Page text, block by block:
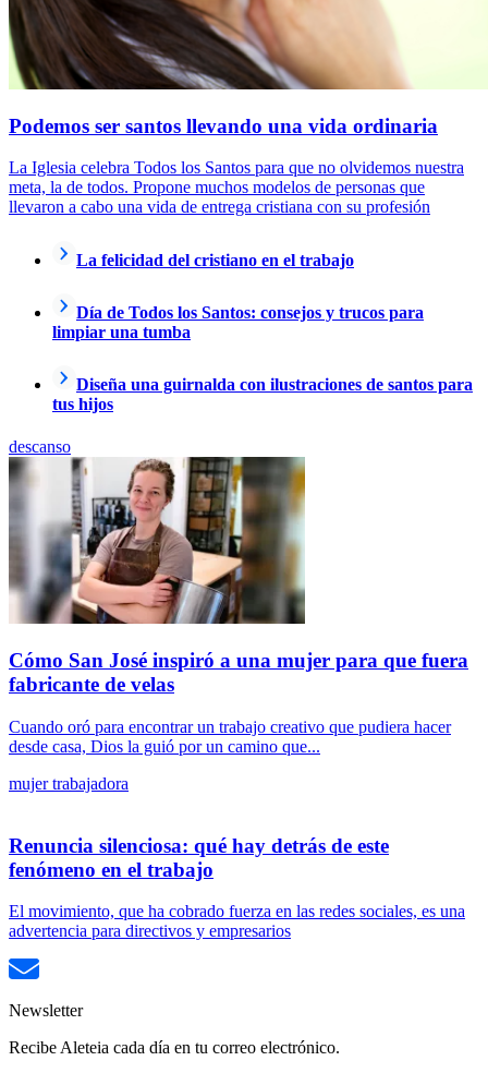
Podemos ser santos llevando una vida ordinaria
La Iglesia celebra Todos los Santos para que no olvidemos nuestra
meta, la de todos. Propone muchos modelos de personas que
llevaron a cabo una vida de entrega cristiana con su profesión
La felicidad del cristiano en el trabajo
Día de Todos los Santos: consejos y trucos para
limpiar una tumba
Diseña una guirnalda con ilustraciones de santos para
tus hijos
descanso
Cómo San José inspiró a una mujer para que fuera
fabricante de velas
Cuando oró para encontrar un trabajo creativo que pudiera hacer
desde casa, Dios la guió por un camino que...
mujer trabajadora
Renuncia silenciosa: qué hay detrás de este
fenómeno en el trabajo
El movimiento, que ha cobrado fuerza en las redes sociales, es una
advertencia para directivos y empresarios
Newsletter
Recibe Aleteia cada día en tu correo electrónico.